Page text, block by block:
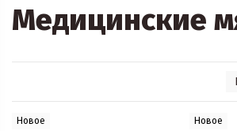
Медицинские
Новое Новое